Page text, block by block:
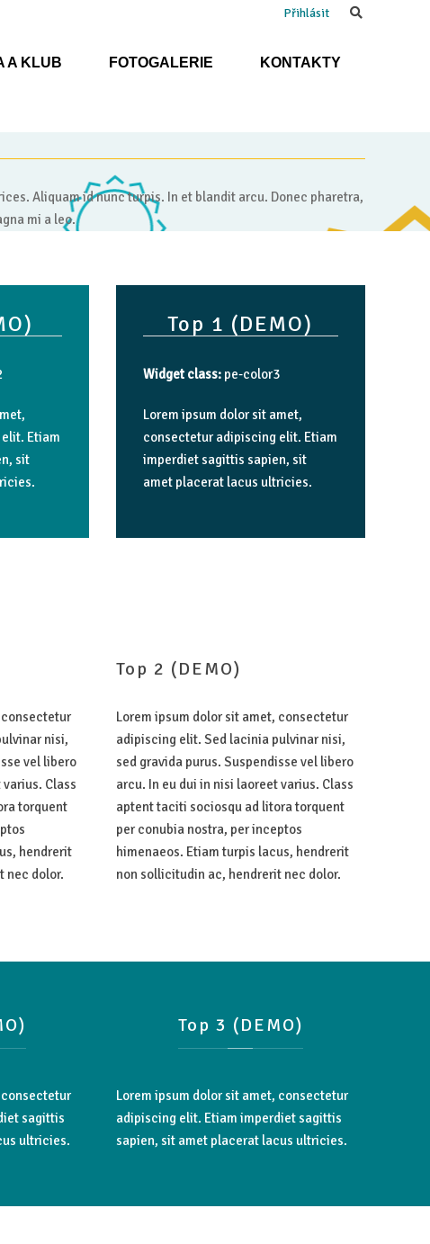
Přihlásit
A KLUB FOTOGALERIE KONTAKTY
Aliquam id nunc turpis. In et blandit arcu. Donec pharetra,
mi a leo.
Etiam
sit
Top 1 (DEMO)
Widget class:pe-color3
Lorem ipsum dolor sit amet,
consectetur adipiscing elit. Etiam
imperdiet sagittis sapien, sit
amet placerat lacus ultricies.
nisi,
vel libero
Class
torquent
hendrerit
nec dolor.
Top 2 (DEMO)
Lorem ipsum dolor sit amet, consectetur
adipiscing elit. Sed lacinia pulvinar nisi,
sed gravida purus. Suspendisse vel libero
arcu. In eu dui in nisi laoreet varius. Class
aptent taciti sociosqu ad litora torquent
per conubia nostra, per inceptos
himenaeos. Etiam turpis lacus, hendrerit
non sollicitudin ac, hendrerit nec dolor.
sagittis
ultricies.
Top 3 (DEMO)
Lorem ipsum dolor sit amet, consectetur
adipiscing elit. Etiam imperdiet sagittis
sapien, sit amet placerat lacus ultricies.